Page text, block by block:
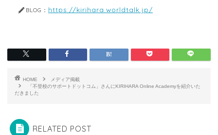
BLOG： https://kirihara.worldtalk.jp/
HOME
メディア掲載
「不登校のサポートドットコム」さんにKIRIHARA Online Academyを紹介いた
だきました
RELATED POST